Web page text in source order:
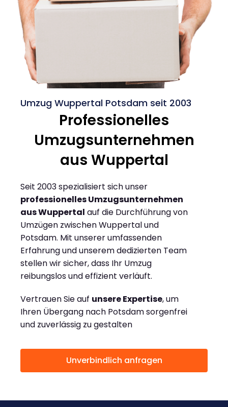
Umzug Wuppertal Potsdam seit 2003
Professionelles
Umzugsunternehmen
aus Wuppertal
Seit 2003 spezialisiert sich unser
professionelles Umzugsunternehmen
aus Wuppertal auf die Durchführung von
Umzügen zwischen Wuppertal und
Potsdam. Mit unserer umfassenden
Erfahrung und unserem dedizierten Team
stellen wir sicher, dass Ihr Umzug
reibungslos und effizient verläuft.
Vertrauen Sie auf unsere Expertise, um
Ihren Übergang nach Potsdam sorgenfrei
und zuverlässig zu gestalten
Unverbindlich anfragen